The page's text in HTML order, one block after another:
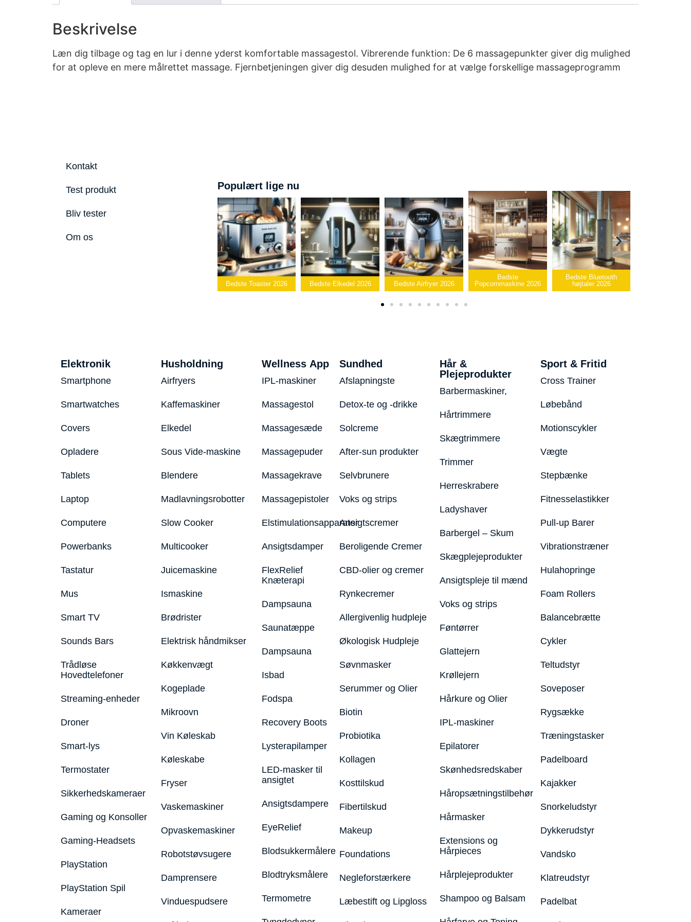
Beskrivelse
Læn dig tilbage og tag en lur i denne yderst komfortable massagestol. Vibrerende funktion: De 6 massagepunkter giver dig mulighed
for at opleve en mere målrettet massage. Fjernbetjeningen giver dig desuden mulighed for at vælge forskellige massageprogramm
Kontakt
Test produkt
Bliv tester
Om os
Populært lige nu
Bedste Toaster 2026 Bedste Elkedel 2026 Bedste Airfryer 2026
Bedste
Popcornmaskine 2026
Bedste Bluetooth
højtaler 2026
Bedste infrarøde
varmepude 2026
Elektronik
Smartphone
Smartwatches
Covers
Opladere
Tablets
Laptop
Computere
Powerbanks
Tastatur
Mus
Smart TV
Sounds Bars
Trådløse
Hovedtelefoner
Streaming-enheder
Droner
Smart-lys
Termostater
Sikkerhedskameraer
Gaming og Konsoller
Gaming-Headsets
PlayStation
PlayStation Spil
Kameraer
Husholdning
Airfryers
Kaffemaskiner
Elkedel
Sous Vide-maskine
Blendere
Madlavningsrobotter
Slow Cooker
Multicooker
Juicemaskine
Ismaskine
Brødrister
Elektrisk håndmikser
Køkkenvægt
Kogeplade
Mikroovn
Vin Køleskab
Køleskabe
Fryser
Vaskemaskiner
Opvaskemaskiner
Robotstøvsugere
Damprensere
Vinduespudsere
Wellness App
IPL-maskiner
Massagestol
Massagesæde
Massagepuder
Massagekrave
Massagepistoler
Elstimulationsapparater
Ansigtsdamper
FlexRelief
Knæterapi
Dampsauna
Saunatæppe
Dampsauna
Isbad
Fodspa
Recovery Boots
Lysterapilamper
LED-masker til
ansigtet
Ansigtsdampere
EyeRelief
Blodsukkermålere
Blodtryksmålere
Termometre
Sundhed
Afslapningste
Detox-te og -drikke
Solcreme
After-sun produkter
Selvbrunere
Voks og strips
Ansigtscremer
Beroligende Cremer
CBD-olier og cremer
Rynkecremer
Allergivenlig hudpleje
Økologisk Hudpleje
Søvnmasker
Serummer og Olier
Biotin
Probiotika
Kollagen
Kosttilskud
Fibertilskud
Makeup
Foundations
Negleforstærkere
Læbestift og Lipgloss
Hår &
Plejeprodukter
Barbermaskiner,
Hårtrimmere
Skægtrimmere
Trimmer
Herreskrabere
Ladyshaver
Barbergel – Skum
Skægplejeprodukter
Ansigtspleje til mænd
Voks og strips
Føntørrer
Glattejern
Krøllejern
Hårkure og Olier
IPL-maskiner
Epilatorer
Skønhedsredskaber
Håropsætningstilbehør
Hårmasker
Extensions og
Hårpieces
Hårplejeprodukter
Shampoo og Balsam
Sport & Fritid
Cross Trainer
Løbebånd
Motionscykler
Vægte
Stepbænke
Fitnesselastikker
Pull-up Barer
Vibrationstræner
Hulahopringe
Foam Rollers
Balancebrætte
Cykler
Teltudstyr
Soveposer
Rygsække
Træningstasker
Padelboard
Kajakker
Snorkeludstyr
Dykkerudstyr
Vandsko
Klatreudstyr
Padelbat